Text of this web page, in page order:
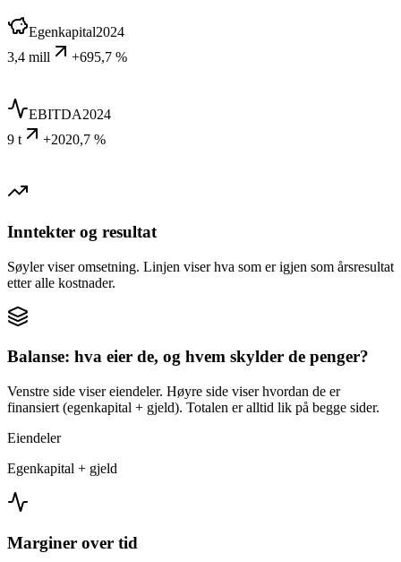
Egenkapital2024
3,4 mill
+695,7 %
EBITDA2024
9 t
+2020,7 %
Inntekter og resultat
Søyler viser omsetning. Linjen viser hva som er igjen som årsresultat
etter alle kostnader.
Balanse: hva eier de, og hvem skylder de penger?
Venstre side viser eiendeler. Høyre side viser hvordan de er
finansiert (egenkapital + gjeld). Totalen er alltid lik på begge sider.
Eiendeler
Egenkapital + gjeld
Marginer over tid